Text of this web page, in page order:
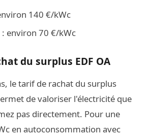
140 €/kWc
: environ 70 €/kWc
du surplus EDF OA
le tarif de rachat du surplus
de valoriser l'électricité que
pas directement. Pour une
en autoconsommation avec